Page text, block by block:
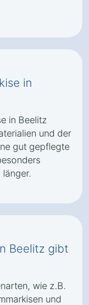
in
in Beelitz
und der
gut gepflegte
Beelitz gibt
wie z.B.
und